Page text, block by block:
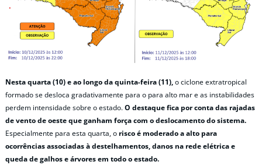
Nesta quarta (10) e ao longo da quinta-feira (11),o ciclone extratropical
formado se desloca gradativamente para o para alto mar e as instabilidades
perdem intensidade sobre o estado.O destaque fica por conta das rajadas
de vento de oeste que ganham força com o deslocamento do sistema.
Especialmente para esta quarta, o risco é moderado a alto para
ocorrências associadas à destelhamentos, danos na rede elétrica e
queda de galhos e árvores em todo o estado.